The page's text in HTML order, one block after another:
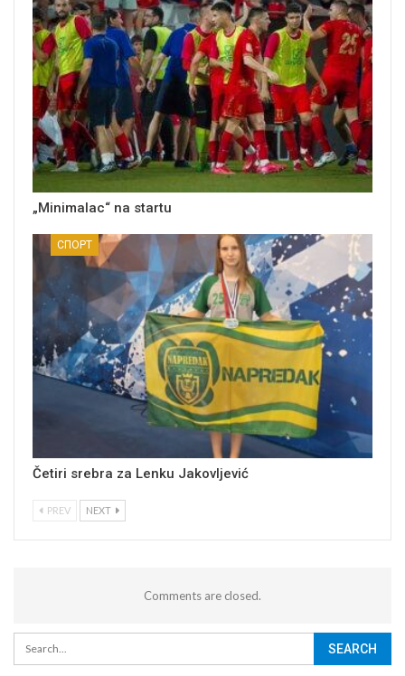
„Minimalac“ na startu
СПОРТ
Četiri srebra za Lenku Jakovljević
PREV NEXT
Comments are closed.